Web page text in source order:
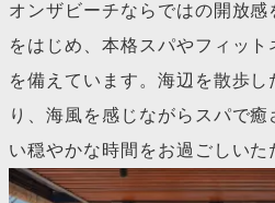
オンザビーチならではの開放
をはじめ、本格スパやフィッ
を備えています。海辺を散歩
り、海風を感じながらスパで
い穏やかな時間をお過ごしいた